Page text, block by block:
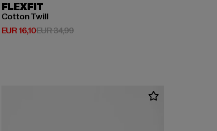
FLEXFIT
Cotton Twill
EUR 16,10
Derzeitiger Preis: EUR 16,10
EUR 34,99Aktionspreis: EUR 34,99